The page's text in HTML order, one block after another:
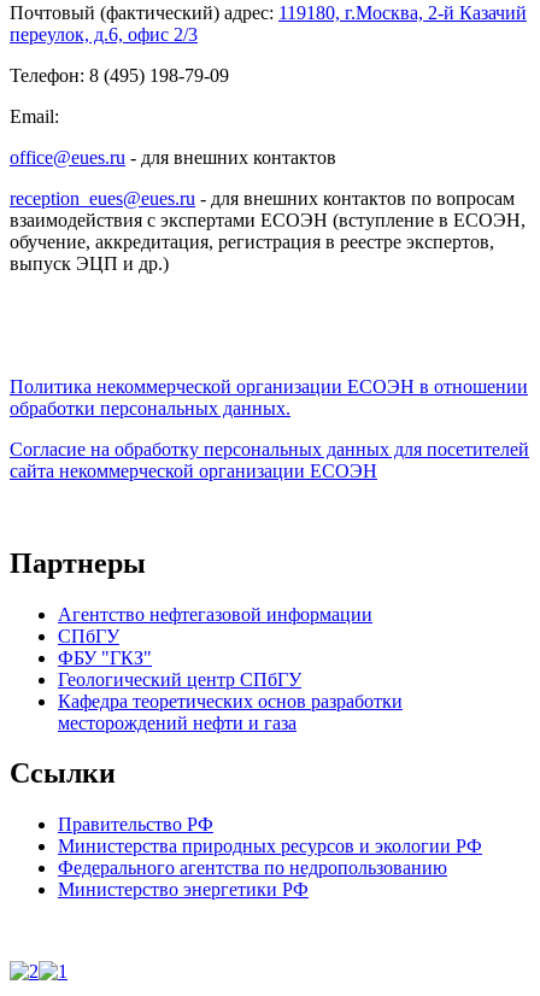
Почтовый (фактический) адрес: 119180, г.Москва, 2-й Казачий
переулок, д.6, офис 2/3
Телефон: 8 (495) 198-79-09
Email:
office@eues.ru - для внешних контактов
reception_eues@eues.ru - для внешних контактов по вопросам
взаимодействия с экспертами ЕСОЭН (вступление в ЕСОЭН,
обучение, аккредитация, регистрация в реестре экспертов,
выпуск ЭЦП и др.)
Политика некоммерческой организации ЕСОЭН в отношении
обработки персональных данных.
Согласие на обработку персональных данных для посетителей
сайта некоммерческой организации ЕСОЭН
Партнеры
Агентство нефтегазовой информации
СПбГУ
ФБУ "ГКЗ"
Геологический центр СПбГУ
Кафедра теоретических основ разработки
месторождений нефти и газа
Ссылки
Правительство РФ
Министерства природных ресурсов и экологии РФ
Федерального агентства по недропользованию
Министерство энергетики РФ